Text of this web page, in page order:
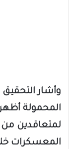
وأشار التحقيق
المحمولة
لمتعاقدين من